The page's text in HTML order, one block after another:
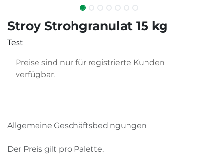
Stroy Strohgranulat 15 kg
Test
Preise sind nur für registrierte Kunden
verfügbar.
Allgemeine Geschäftsbedingungen
Der Preis gilt pro Palette.